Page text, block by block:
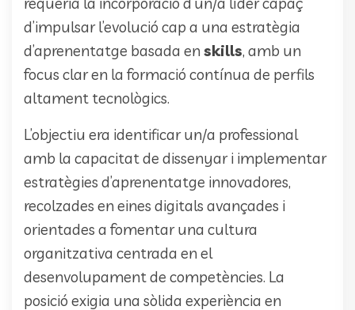
d’impulsar l’evolució cap a una estratègia
d’aprenentatge basada enskills, amb un
focus clar en la formació contínua de perfils
altament tecnològics.
L’objectiu era identificar un/a professional
amb la capacitat de dissenyar i implementar
estratègies d’aprenentatge innovadores,
recolzades en eines digitals avançades i
orientades a fomentar una cultura
organitzativa centrada en el
desenvolupament de competències. La
posició exigia una sòlida experiència en